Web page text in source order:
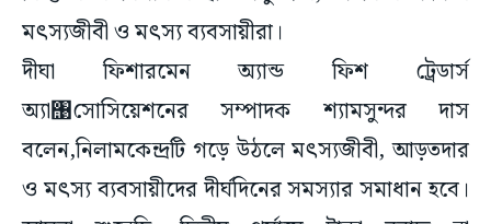
মৎস্যজীবী ও মৎস্য ব্যবসায়ীরা।
দীঘা ফিশারমেন অ্যান্ড ফিশ ট্রেডার্স
অ্যা঩সোসিয়েশনের সম্পাদক শ্যামসুন্দর দাস
বলেন,নিলামকেন্দ্রটি গড়ে উঠলে মৎস্যজীবী, আড়তদার
ও মৎস্য ব্যবসায়ীদের দীর্ঘদিনের সমস্যার সমাধান হবে।